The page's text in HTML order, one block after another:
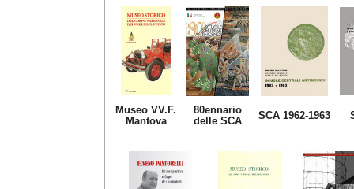
Museo VV.F.
Mantova
80ennario
delle SCA
SCA 1962-1963